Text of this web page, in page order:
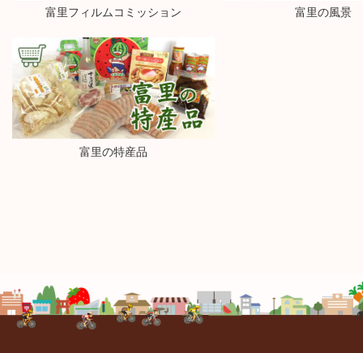
富里フィルムコミッション 富里の風景
富里の特産品